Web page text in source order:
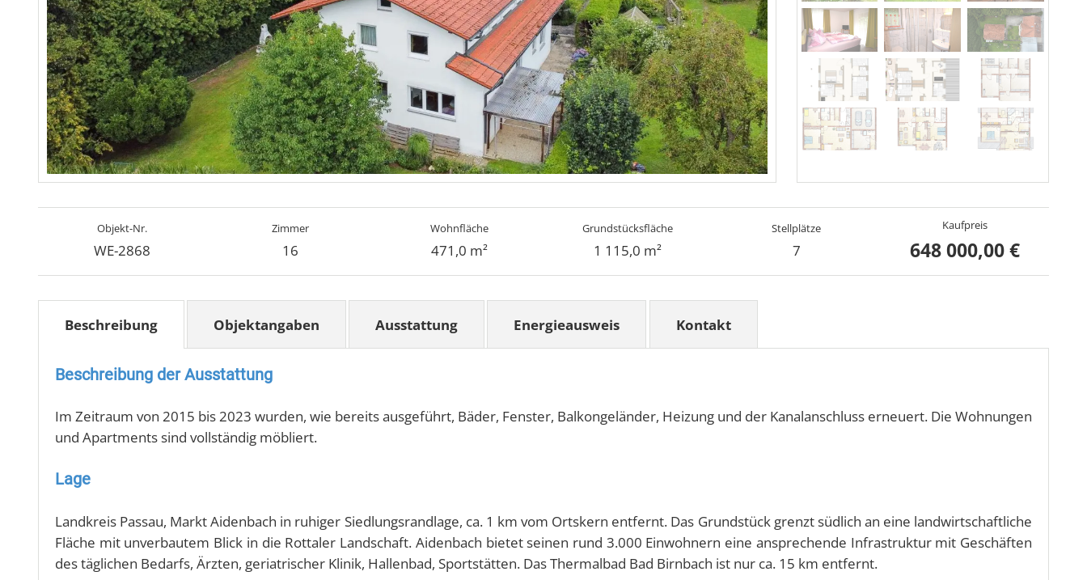
Objekt-Nr.
WE-2868
Zimmer
16
Wohnfläche
471,0 m²
Grundstücksfläche
1 115,0 m²
Stellplätze
7
Kaufpreis
648 000,00 €
Beschreibung
Beschreibung der Ausstattung
Im Zeitraum von 2015 bis 2023 wurden, wie bereits ausgeführt, Bäder, Fenster, Balkongeländer, Heizung und der Kanalanschluss erneuert. Die Wohnungen
und Apartments sind vollständig möbliert.
Lage
Landkreis Passau, Markt Aidenbach in ruhiger Siedlungsrandlage, ca. 1 km vom Ortskern entfernt. Das Grundstück grenzt südlich an eine landwirtschaftliche
Fläche mit unverbautem Blick in die Rottaler Landschaft. Aidenbach bietet seinen rund 3.000 Einwohnern eine ansprechende Infrastruktur mit Geschäften
des täglichen Bedarfs, Ärzten, geriatrischer Klinik, Hallenbad, Sportstätten. Das Thermalbad Bad Birnbach ist nur ca. 15 km entfernt.
Objektangaben Ausstattung Energieausweis Kontakt